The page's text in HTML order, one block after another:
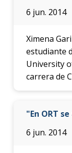
6 jun. 2014
Ximena
estudiante
University
carrera de
"En ORT
6 jun. 2014